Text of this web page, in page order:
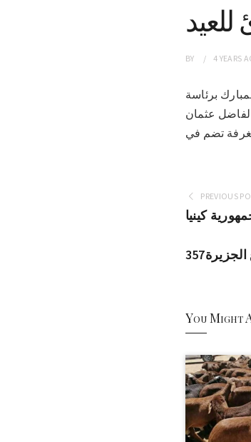
BY 4 YEARS
برئاسة
الفاضل عثمان
PREVIOUS
كينيا
You Might